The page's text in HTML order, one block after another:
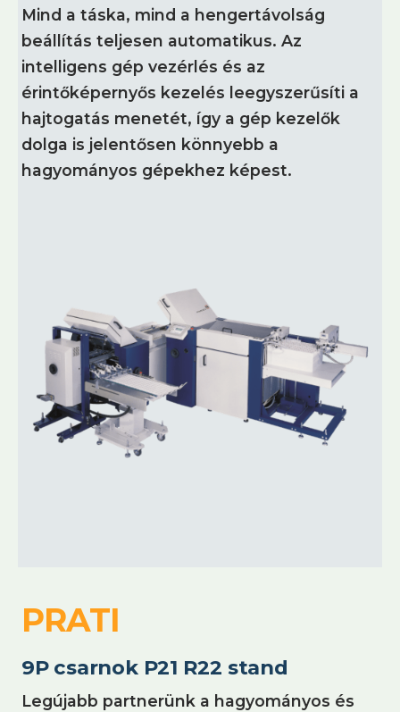
Mind a táska, mind a hengertávolság
beállítás teljesen automatikus. Az
intelligens gép vezérlés és az
érintőképernyős kezelés leegyszerűsíti a
hajtogatás menetét, így a gép kezelők
dolga is jelentősen könnyebb a
hagyományos gépekhez képest.
PRATI
9P csarnok P21 R22 stand
Legújabb partnerünk a hagyományos és